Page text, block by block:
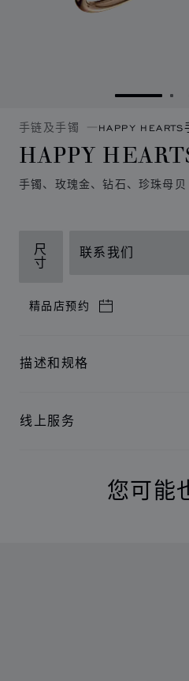
转到幻灯
转
手链及手镯 HAPPY
HAPPY
手镯、玫瑰金、钻石、珍珠母贝
尺
寸
联系我们
精品店预约
描述和规格
线上服务
您可能